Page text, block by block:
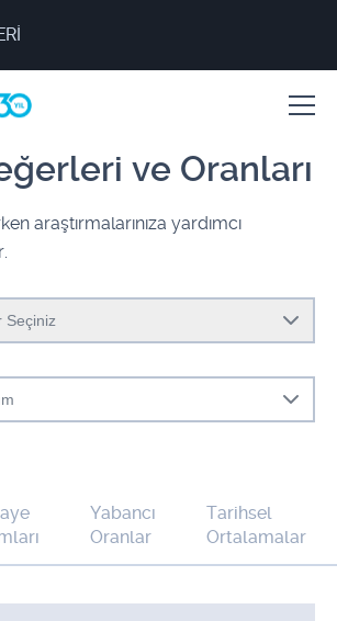
ve Oranları
araştırmalarınıza yardımcı
Seçiniz
Yabancı
Oranlar
Tarihsel
Ortalamalar